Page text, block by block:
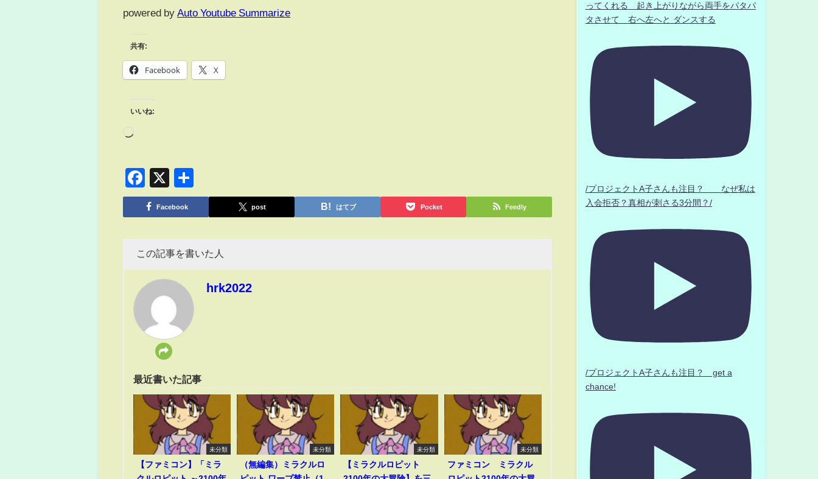
powered by Auto Youtube Summarize
共有:
Facebook X
いいね:
Facebook
X
有
Facebook post はてブ Pocket Feedly
この記事を書いた人
hrk2022
最近書いた記事
未分類
【ファミコン】「ミラ
未分類
（無編集）ミラクルロ
未分類
【ミラクルロピット
未分類
ファミコン ミラクル
ってくれる 起き上がりながら両手をパタパ
タさせて 右へ左へと ダンスする
/プロジェクトA子さんも注目？ なぜ私は
入会拒否？真相が刺さる3分間？/
/プロジェクトA子さんも注目？ get a
chance!